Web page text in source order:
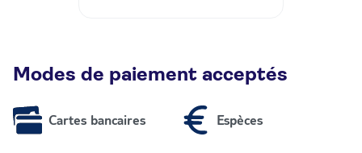
Modes de paiement acceptés
Cartes bancaires Espèces